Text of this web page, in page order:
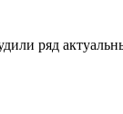
ряд